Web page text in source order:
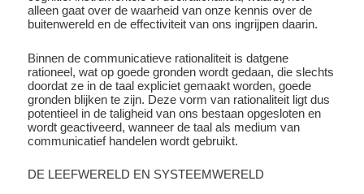
alleen gaat over de waarheid van onze kennis over de
buitenwereld en de effectiviteit van ons ingrijpen daarin.
Binnen de communicatieve rationaliteit is datgene
rationeel, wat op goede gronden wordt gedaan, die slechts
doordat ze in de taal expliciet gemaakt worden, goede
gronden blijken te zijn. Deze vorm van rationaliteit ligt dus
potentieel in de taligheid van ons bestaan opgesloten en
wordt geactiveerd, wanneer de taal als medium van
communicatief handelen wordt gebruikt.
DE LEEFWERELD EN SYSTEEMWERELD